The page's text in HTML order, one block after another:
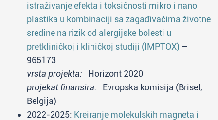
istraživanje efekta i toksičnosti mikro i nano
plastika u kombinaciji sa zagađivačima životne
sredine na rizik od alergijske bolesti u
pretkliničkoj i kliničkoj studiji (IMPTOX) –
965173
vrsta projekta: Horizont 2020
projekat finansira: Evropska komisija (Brisel,
Belgija)
2022-2025: Kreiranje molekulskih magneta i